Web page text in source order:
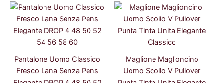
Pantalone Uomo Classico
Fresco Lana Senza Pens
Il
originale
era:
44,99 €.
Il
attuale
è:
Maglione Maglioncino
Uomo Scollo V Pullover
Il
prezzo
originale
era:
34,99 €.
Il
attuale
è: